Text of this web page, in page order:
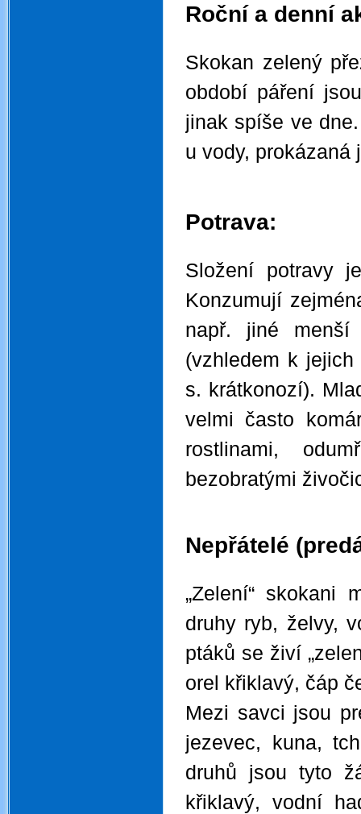
Roční a denní
Skokan zelený
období páření
jinak spíše ve
u vody, prokázaná
Potrava:
Složení potravy
Konzumují
např. jiné menší
(vzhledem k
s. krátkonozí).
velmi často
rostlinami,
bezobratými
Nepřátelé
„Zelení“ skokani
druhy ryb, želvy,
ptáků se živí
orel křiklavý, čáp
Mezi savci jsou
jezevec, kuna,
druhů jsou tyto
křiklavý, vodní